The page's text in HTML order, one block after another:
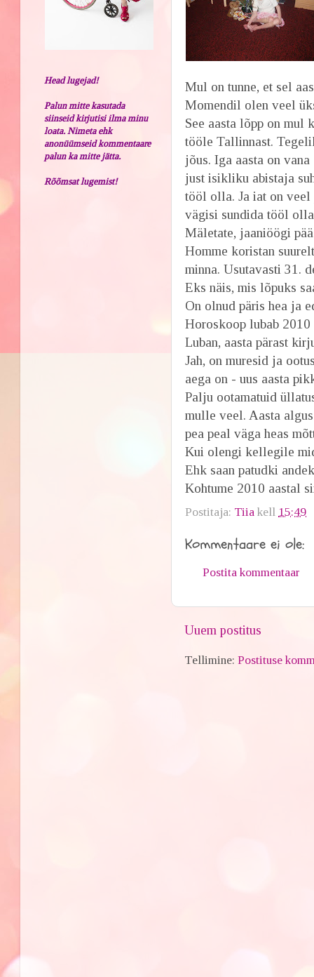
Mul on tunne, et sel
Momendil olen veel
See aasta lõpp on mul
tööle Tallinnast.
jõus. Iga aasta on
just isikliku abistaja
tööl olla. Ja iat on veel
vägisi sundida tööl
Mäletate, jaaniöögi
Homme koristan
minna. Usutavasti 31.
Eks näis, mis lõpuks
On olnud päris hea ja
Horoskoop lubab
Luban, aasta pärast
Jah, on muresid ja
aega on - uus aasta
Palju ootamatuid
mulle veel. Aasta
pea peal väga heas
Kui olengi kellegile
Ehk saan patudki
Kohtume 2010 aastal
Postitaja: Tiia kell 15:49
Kommentaare ei ole:
Postita kommentaar
Uuem postitus
Tellimine:Postituse
Head lugejad!
Palun mitte kasutada
siinseid kirjutisi ilma minu
loata. Nimeta ehk
anonüümseid kommentaare
palun ka mitte jätta.
Rõõmsat lugemist!